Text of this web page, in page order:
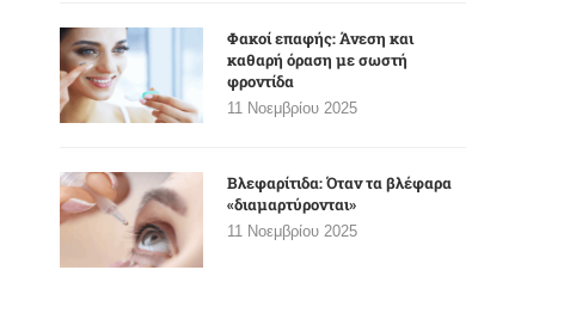
Φακοί επαφής: Άνεση και
καθαρή όραση με σωστή
φροντίδα
11 Νοεμβρίου 2025
Βλεφαρίτιδα: Όταν τα βλέφαρα
«διαμαρτύρονται»
11 Νοεμβρίου 2025